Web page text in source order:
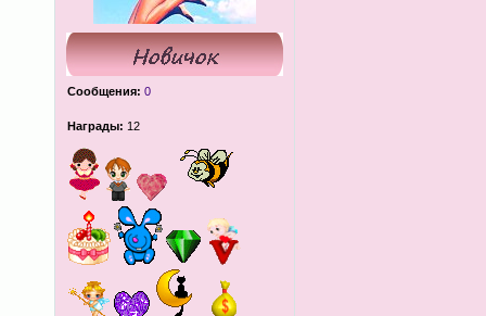
Сообщения: 0
Награды: 12